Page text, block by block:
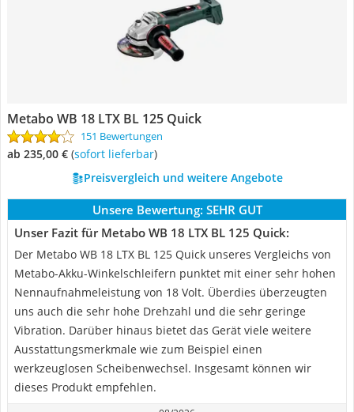
Metabo WB 18 LTX BL 125 Quick
151 Bewertungen
ab 235,00 € ( Sofort lieferbar)
Preisvergleich und weitere Angebote
Unsere Bewertung: SEHR GUT
Unser Fazit für Metabo WB 18 LTX BL 125 Quick:
Der Metabo WB 18 LTX BL 125 Quick unseres Vergleichs von
Metabo-Akku-Winkelschleifern punktet mit einer sehr hohen
Nennaufnahmeleistung von 18 Volt. Überdies überzeugten
uns auch die sehr hohe Drehzahl und die sehr geringe
Vibration. Darüber hinaus bietet das Gerät viele weitere
Ausstattungsmerkmale wie zum Beispiel einen
werkzeuglosen Scheibenwechsel. Insgesamt können wir
dieses Produkt empfehlen.